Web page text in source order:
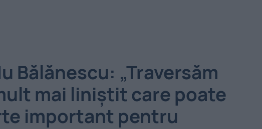
Bălănescu: „Traversăm
mai liniștit care poate
important pentru